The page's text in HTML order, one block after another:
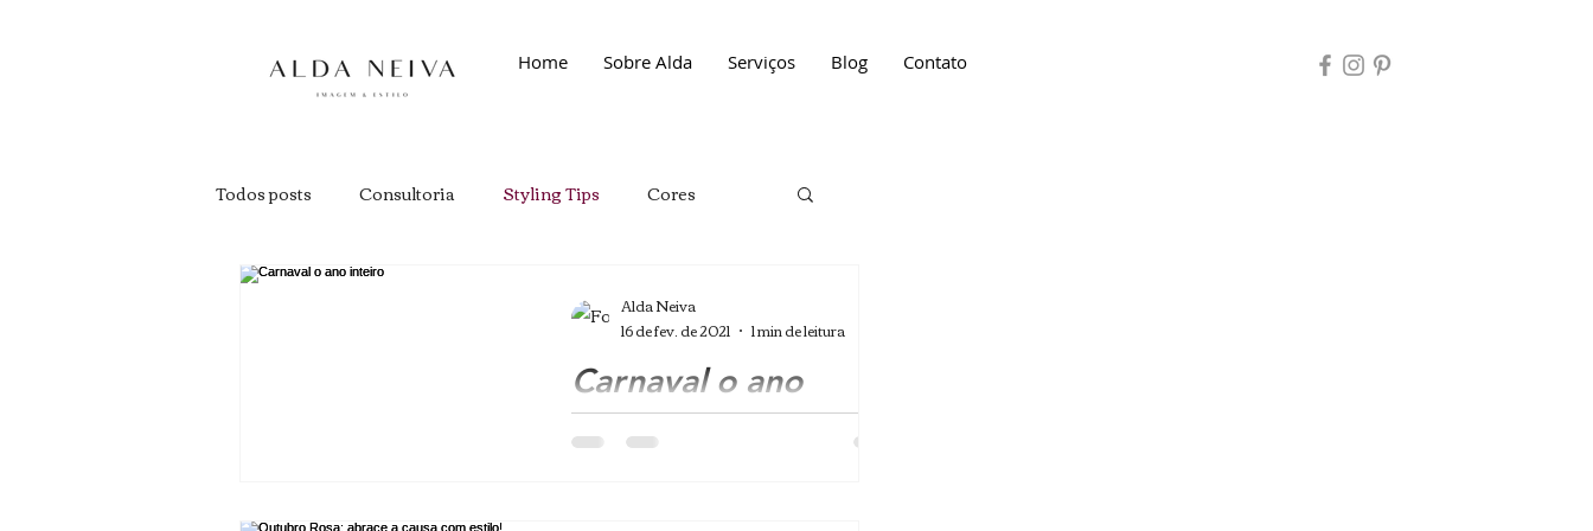
Home Sobre Alda Serviços Blog Contato
Todos posts Consultoria Styling Tips Cores
Carnaval o ano
inteiro
Alda Neiva
16 de fev. de 2021
1 min de leitura